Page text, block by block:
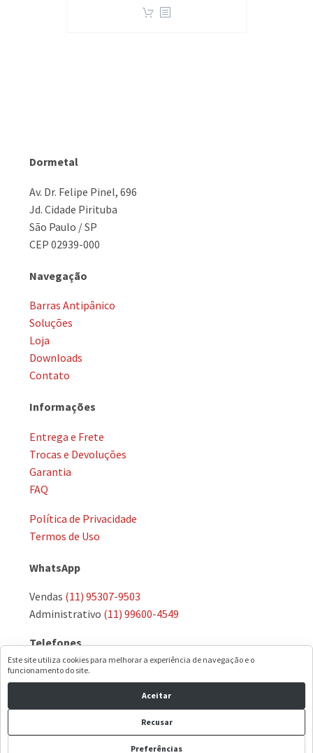
Este site utiliza cookies para melhorar a experiência de navegação e o
funcionamento do site.
Aceitar
Recusar
Preferências
Dormetal
Av. Dr. Felipe Pinel, 696
Jd. Cidade Pirituba
São Paulo / SP
CEP 02939-000
Navegação
Barras Antipânico
Soluções
Loja
Downloads
Contato
Informações
Entrega e Frete
Trocas e Devoluções
Garantia
FAQ
Política de Privacidade
Termos de Uso
WhatsApp
Vendas (11) 95307-9503
Administrativo (11) 99600-4549
Telefones
(11) 3974-8951
comercial@dormetal.com.br